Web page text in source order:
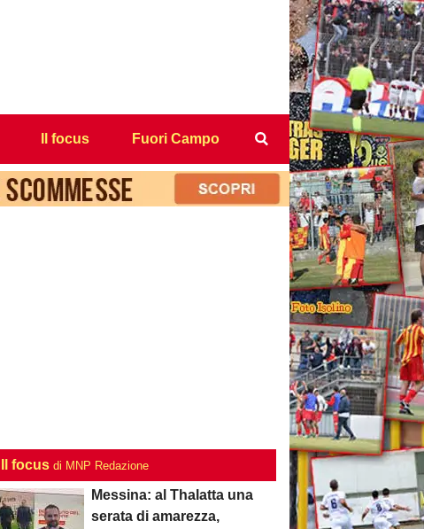
Il focus Fuori Campo
Il focus di MNP Redazione
Messina: al Thalatta una
serata di amarezza,